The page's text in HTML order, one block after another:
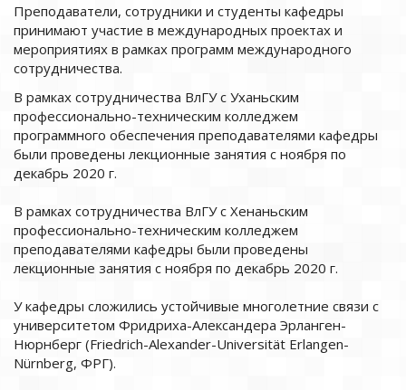
Преподаватели, сотрудники и студенты кафедры
принимают участие в международных проектах и
мероприятиях в рамках программ международного
сотрудничества.
В рамках сотрудничества ВлГУ с Уханьским
профессионально-техническим колледжем
программного обеспечения преподавателями кафедры
были проведены лекционные занятия с ноября по
декабрь 2020 г.
В рамках сотрудничества ВлГУ с Хенаньским
профессионально-техническим колледжем
преподавателями кафедры были проведены
лекционные занятия с ноября по декабрь 2020 г.
У кафедры сложились устойчивые многолетние связи с
университетом Фридриха-Александера Эрланген-
Нюрнберг (Friedrich-Alexander-Universität Erlangen-
Nürnberg, ФРГ).